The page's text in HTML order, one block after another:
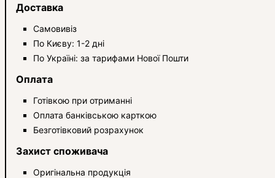
Доставка
Самовивіз
По Києву: 1-2 дні
По Україні: за тарифами Нової Пошти
Оплата
Готівкою при отриманні
Оплата банківською карткою
Безготівковий розрахунок
Захист споживача
Оригінальна продукція